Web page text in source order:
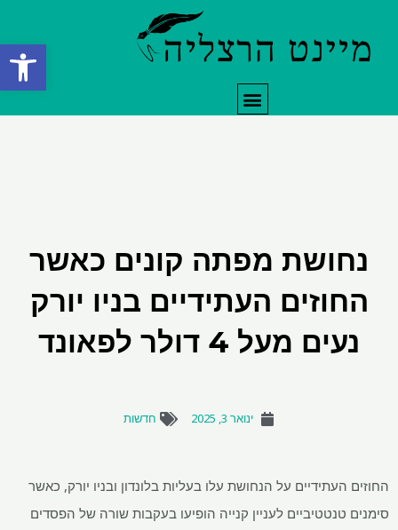
פתח
תפריט
נחושת מפתה קונים כאשר
החוזים העתידיים בניו יורק
נעים מעל 4 דולר לפאונד
ינואר 3, 2025 חדשות
החוזים העתידיים על הנחושת עלו בעליות בלונדון ובניו יורק, כאשר
סימנים טנטטיביים לעניין קנייה הופיעו בעקבות שורה של הפסדים